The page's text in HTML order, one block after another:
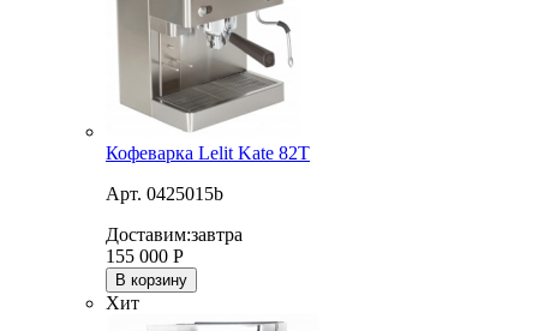
Кофеварка Lelit Kate 82T
Арт. 0425015b
Доставим:завтра
155 000 Р
В корзину
Хит